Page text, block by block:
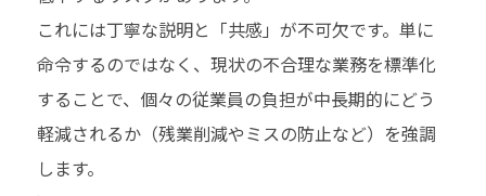
これには丁寧な説明と「共感」が不可欠です。単に
命令するのではなく、現状の不合理な業務を標準化
することで、個々の従業員の負担が中長期的にどう
軽減されるか（残業削減やミスの防止など）を強調
します。